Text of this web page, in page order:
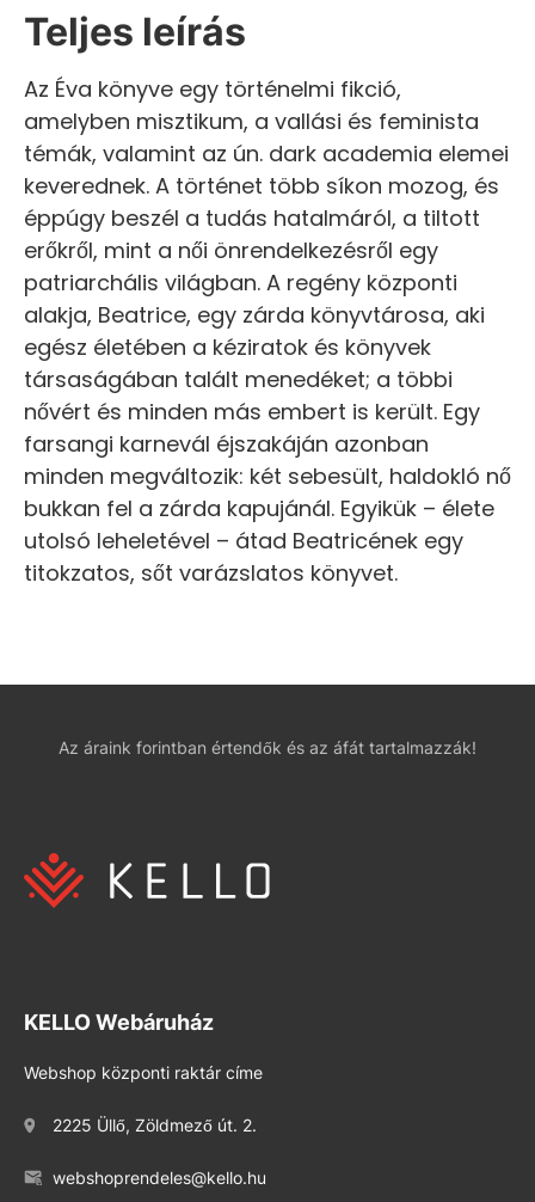
Teljes leírás
Az Éva könyve egy történelmi fikció,
amelyben misztikum, a vallási és feminista
témák, valamint az ún. dark academia elemei
keverednek. A történet több síkon mozog, és
éppúgy beszél a tudás hatalmáról, a tiltott
erőkről, mint a női önrendelkezésről egy
patriarchális világban. A regény központi
alakja, Beatrice, egy zárda könyvtárosa, aki
egész életében a kéziratok és könyvek
társaságában talált menedéket; a többi
nővért és minden más embert is került. Egy
farsangi karnevál éjszakáján azonban
minden megváltozik: két sebesült, haldokló nő
bukkan fel a zárda kapujánál. Egyikük – élete
utolsó leheletével – átad Beatricének egy
titokzatos, sőt varázslatos könyvet.
Az áraink forintban értendők és az áfát tartalmazzák!
KELLO Webáruház
Webshop központi raktár címe
2225 Üllő, Zöldmező út. 2.
webshoprendeles@kello.hu